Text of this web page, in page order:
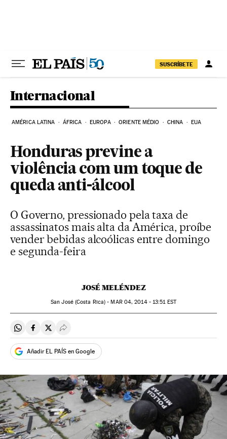
SUSCRÍBETE
Internacional
AMÉRICA LATINA ÁFRICA EUROPA ORIENTE MÉDIO CHINA EUA
Honduras previne a
violência com um toque de
queda anti-álcool
O Governo, pressionado pela taxa de
assassinatos mais alta da América, proíbe
vender bebidas alcoólicas entre domingo
e segunda-feira
JOSÉ MELÉNDEZ
San José (Costa Rica) -MAR04, 2014 - 13:51EST
Compartir en Whatsapp
Compartir en Facebook
Compartir en Twitter
Desplegar Redes Sociales
Añadir EL PAÍS en Google